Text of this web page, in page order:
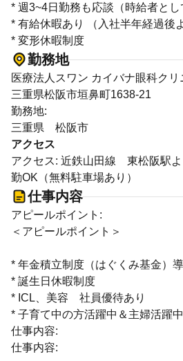
* 週3~4日勤務も応談（時給者とし
* 有給休暇あり （入社半年経過後
* 変形休暇制度
勤務地
医療法人スワン カイバナ眼科クリ
三重県松阪市垣鼻町1638-21
勤務地:
三重県 松阪市
アクセス
アクセス: 近鉄山田線 東松阪駅
勤OK（無料駐車場あり）
仕事内容
アピールポイント:
＜アピールポイント＞
* 年金積立制度（はぐくみ基金）
* 誕生日休暇制度
* ICL、美容 社員優待あり
* 子育て中の方活躍中＆主婦活躍中
仕事内容:
仕事内容: